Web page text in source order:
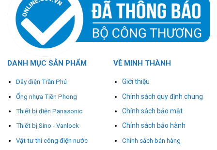
DANH MỤC SẢN PHẨM
Dây điện Trần Phú
Ống nhựa Tiền Phong
Thiết bị điện Panasonic
Thiết bị Sino - Vanlock
Vật tư thi công điện nước
VỀ MINH THÀNH
Giới thiệu
Chính sách quy định chung
Chính sách bảo mật
Chính sách bảo hành
Chính sách bán hàng